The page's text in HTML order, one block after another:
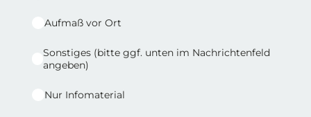
Aufmaß vor Ort
Sonstiges (bitte ggf. unten im Nachrichtenfeld
angeben)
Nur Infomaterial